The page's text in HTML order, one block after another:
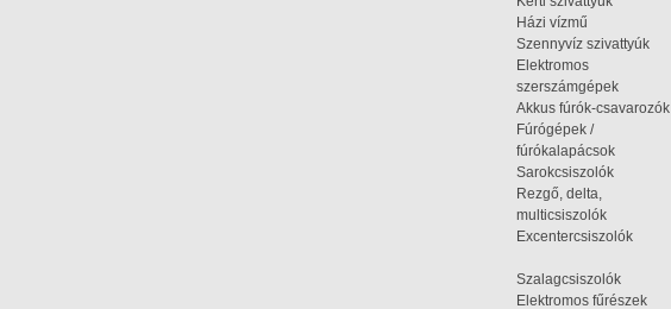
Házi vízmű
Szennyvíz szivattyúk
Elektromos
szerszámgépek
Akkus fúrók-csavarozók
Fúrógépek /
fúrókalapácsok
Sarokcsiszolók
Rezgő, delta,
multicsiszolók
Excentercsiszolók
Szalagcsiszolók
Elektromos fűrészek